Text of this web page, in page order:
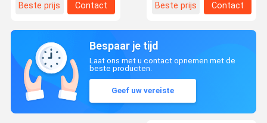
Beste prijs
Contact
Beste prijs
Contact
Bespaar je tijd
Laat ons met u contact opnemen met de
beste producten.
Geef uw vereiste